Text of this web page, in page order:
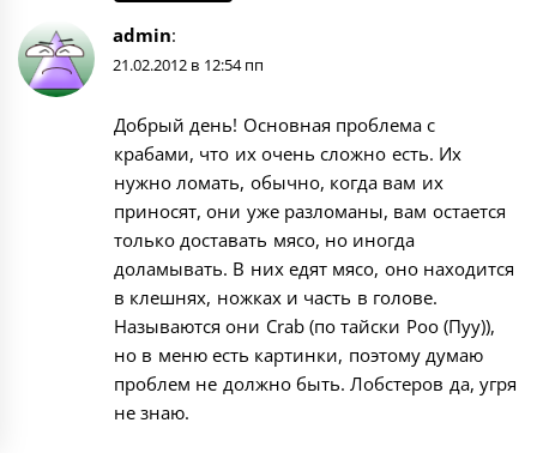
admin:
21.02.2012 в 12:54 пп
Добрый день! Основная проблема с
крабами, что их очень сложно есть. Их
нужно ломать, обычно, когда вам их
приносят, они уже разломаны, вам остается
только доставать мясо, но иногда
доламывать. В них едят мясо, оно находится
в клешнях, ножках и часть в голове.
Называются они Crab (по тайски Poo (Пуу)),
но в меню есть картинки, поэтому думаю
проблем не должно быть. Лобстеров да, угря
не знаю.